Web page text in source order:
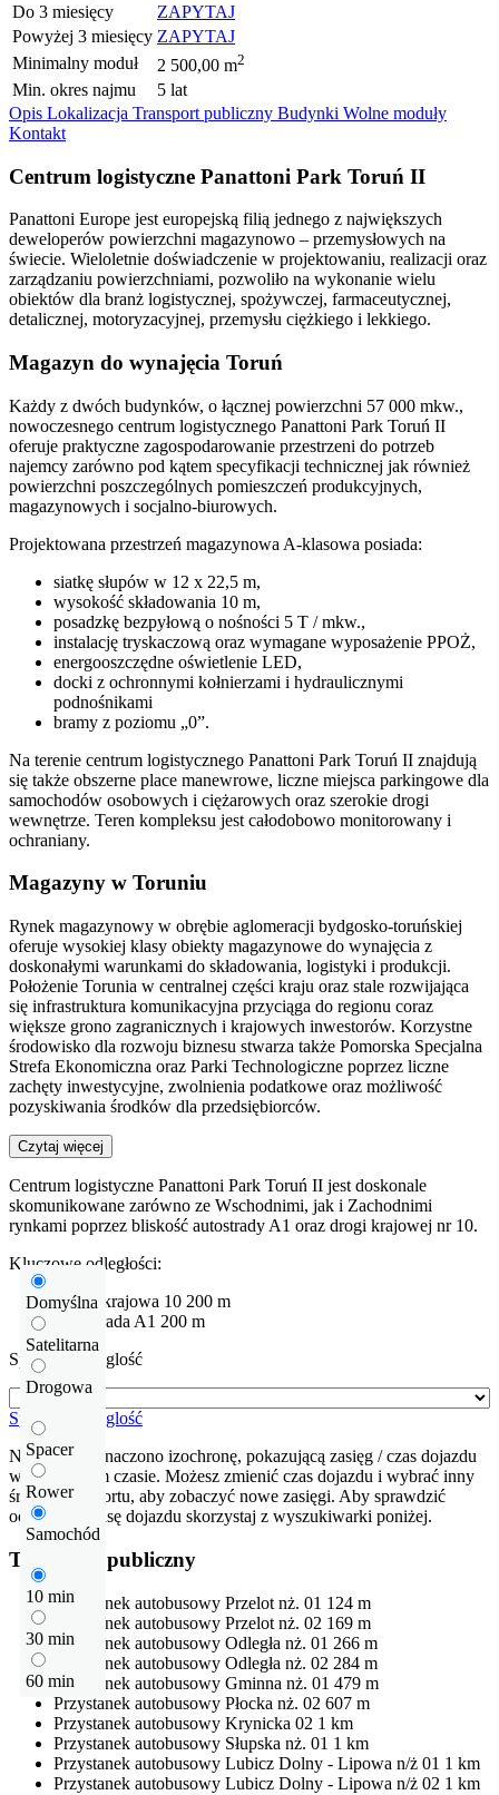
Do 3 miesięcy
ZAPYTAJ
Powyżej 3 miesięcy ZAPYTAJ
Minimalny moduł
2 500,00 m2
Min. okres najmu
5 lat
Opis Lokalizacja Transport publiczny Budynki Wolne moduły
Kontakt
Centrum logistyczne Panattoni Park Toruń II
Panattoni Europe jest europejską filią jednego z największych
deweloperów powierzchni magazynowo – przemysłowych na
świecie. Wieloletnie doświadczenie w projektowaniu, realizacji oraz
zarządzaniu powierzchniami, pozwoliło na wykonanie wielu
obiektów dla branż logistycznej, spożywczej, farmaceutycznej,
detalicznej, motoryzacyjnej, przemysłu ciężkiego i lekkiego.
Magazyn do wynajęcia Toruń
Każdy z dwóch budynków, o łącznej powierzchni 57 000 mkw.,
nowoczesnego centrum logistycznego Panattoni Park Toruń II
oferuje praktyczne zagospodarowanie przestrzeni do potrzeb
najemcy zarówno pod kątem specyfikacji technicznej jak również
powierzchni poszczególnych pomieszczeń produkcyjnych,
magazynowych i socjalno-biurowych.
Projektowana przestrzeń magazynowa A-klasowa posiada:
siatkę słupów w 12 x 22,5 m,
wysokość składowania 10 m,
posadzkę bezpyłową o nośności 5 T / mkw.,
instalację tryskaczową oraz wymagane wyposażenie PPOŻ,
energooszczędne oświetlenie LED,
docki z ochronnymi kołnierzami i hydraulicznymi
podnośnikami
bramy z poziomu „0”.
Na terenie centrum logistycznego Panattoni Park Toruń II znajdują
się także obszerne place manewrowe, liczne miejsca parkingowe dla
samochodów osobowych i ciężarowych oraz szerokie drogi
wewnętrze. Teren kompleksu jest całodobowo monitorowany i
ochraniany.
Magazyny w Toruniu
Rynek magazynowy w obrębie aglomeracji bydgosko-toruńskiej
oferuje wysokiej klasy obiekty magazynowe do wynajęcia z
doskonałymi warunkami do składowania, logistyki i produkcji.
Położenie Torunia w centralnej części kraju oraz stale rozwijająca
się infrastruktura komunikacyjna przyciąga do regionu coraz
większe grono zagranicznych i krajowych inwestorów. Korzystne
środowisko dla rozwoju biznesu stwarza także Pomorska Specjalna
Strefa Ekonomiczna oraz Parki Technologiczne poprzez liczne
zachęty inwestycyjne, zwolnienia podatkowe oraz możliwość
pozyskiwania środków dla przedsiębiorców.
Czytaj więcej
Centrum logistyczne Panattoni Park Toruń II jest doskonale
skomunikowane zarówno ze Wschodnimi, jak i Zachodnimi
rynkami poprzez bliskość autostrady A1 oraz drogi krajowej nr 10.
Domyślna
Satelitarna
Drogowa
Spacer
Rower
Samochód
10 min
30 min
60 min
Kluczowe odległości:
Droga krajowa 10 200 m
Autostrada A1 200 m
Sprawdź odleglość
Sprawdź odleglość
Na mapie zaznaczono izochronę, pokazującą zasięg / czas dojazdu
w określonym czasie. Możesz zmienić czas dojazdu i wybrać inny
środek transportu, aby zobaczyć nowe zasięgi. Aby sprawdzić
odłegłość i trasę dojazdu skorzystaj z wyszukiwarki poniżej.
Transport publiczny
Przystanek autobusowy Przelot nż. 01 124 m
Przystanek autobusowy Przelot nż. 02 169 m
Przystanek autobusowy Odległa nż. 01 266 m
Przystanek autobusowy Odległa nż. 02 284 m
Przystanek autobusowy Gminna nż. 01 479 m
Przystanek autobusowy Płocka nż. 02 607 m
Przystanek autobusowy Krynicka 02 1 km
Przystanek autobusowy Słupska nż. 01 1 km
Przystanek autobusowy Lubicz Dolny - Lipowa n/ż 01 1 km
Przystanek autobusowy Lubicz Dolny - Lipowa n/ż 02 1 km